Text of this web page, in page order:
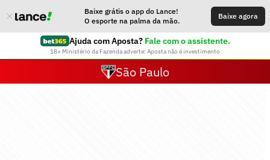
Baixe grátis o app do Lance!
O esporte na palma da mão.
Baixe agora
Ajuda com Aposta? Fale com o assistente.
18+ Ministério da Fazenda adverte: Aposta não é investimento
São Paulo